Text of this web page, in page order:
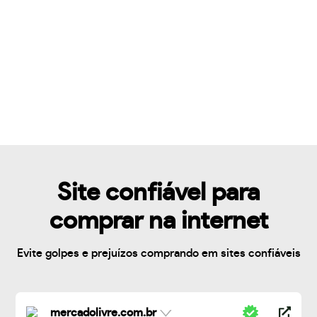
Site confiável para
comprar na internet
Evite golpes e prejuízos comprando em sites confiáveis
mercadolivre.com.br